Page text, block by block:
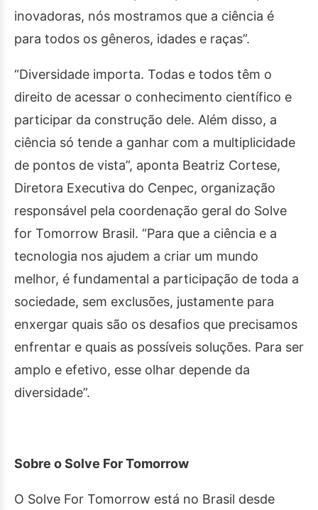
inovadoras, nós mostramos que a ciência é
para todos os gêneros, idades e raças”.
“Diversidade importa. Todas e todos têm o
direito de acessar o conhecimento científico e
participar da construção dele. Além disso, a
ciência só tende a ganhar com a multiplicidade
de pontos de vista”, aponta Beatriz Cortese,
Diretora Executiva do Cenpec, organização
responsável pela coordenação geral do Solve
for Tomorrow Brasil. “Para que a ciência e a
tecnologia nos ajudem a criar um mundo
melhor, é fundamental a participação de toda a
sociedade, sem exclusões, justamente para
enxergar quais são os desafios que precisamos
enfrentar e quais as possíveis soluções. Para ser
amplo e efetivo, esse olhar depende da
diversidade”.
Sobre o Solve For Tomorrow
O Solve For Tomorrow está no Brasil desde